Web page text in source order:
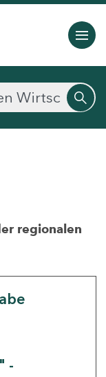
regionalen
-